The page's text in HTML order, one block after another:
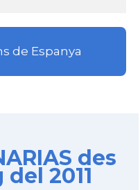
de Espanya
des
2011